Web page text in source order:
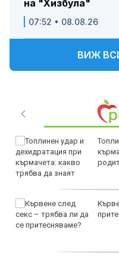
на "Хизбула"
07:52 • 08.08.26
ВИЖ